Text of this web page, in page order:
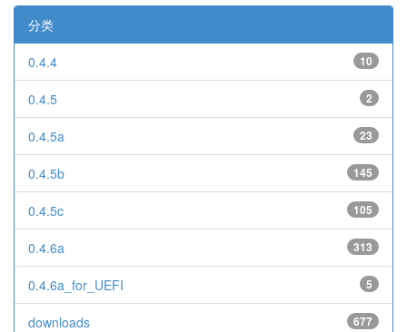
分类
10
0.4.4
2
0.4.5
23
0.4.5a
145
0.4.5b
105
0.4.5c
313
0.4.6a
5
0.4.6a_for_UEFI
677
downloads